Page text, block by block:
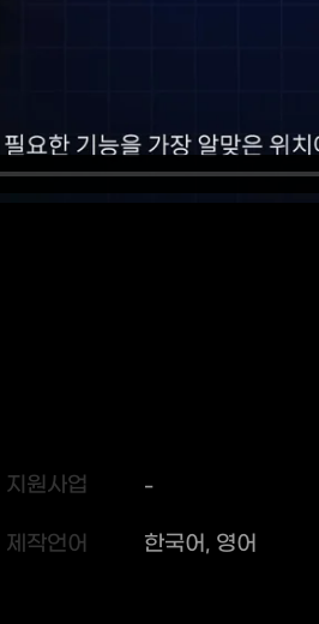
지원사업 -
제작언어 한국어, 영어